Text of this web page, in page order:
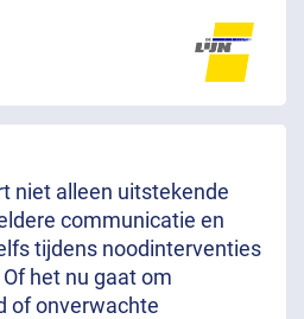
niet alleen uitstekende
communicatie en
tijdens noodinterventies
het nu gaat om
of onverwachte